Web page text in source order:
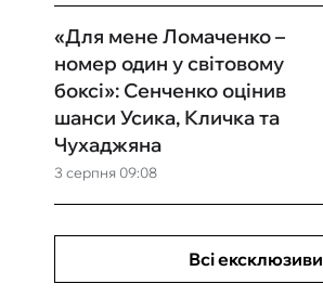
3 серпня 09:08
«Для мене Ломаченко –
номер один у світовому
боксі»: Сенченко оцінив
шанси Усика, Кличка та
Чухаджяна
Всі ексклюзиви